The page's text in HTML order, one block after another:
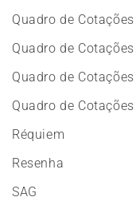
Quadro de Cotações
Quadro de Cotações
Quadro de Cotações
Quadro de Cotações
Réquiem
Resenha
SAG